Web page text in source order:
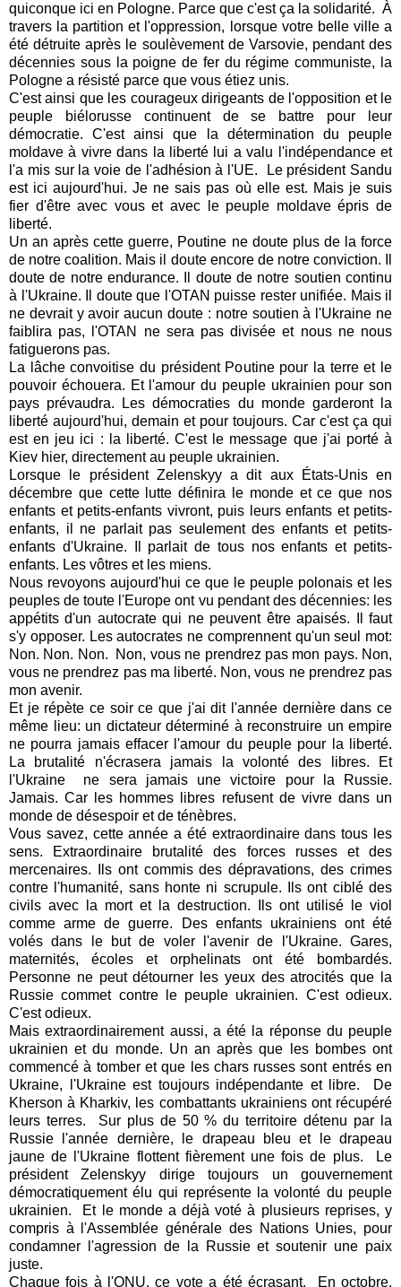
quiconque ici en Pologne. Parce que c'est ça la solidarité. À
travers la partition et l'oppression, lorsque votre belle ville a
été détruite après le soulèvement de Varsovie, pendant des
décennies sous la poigne de fer du régime communiste, la
Pologne a résisté parce que vous étiez unis.
C'est ainsi que les courageux dirigeants de l'opposition et le
peuple biélorusse continuent de se battre pour leur
démocratie. C'est ainsi que la détermination du peuple
moldave à vivre dans la liberté lui a valu l'indépendance et
l'a mis sur la voie de l'adhésion à l'UE.
Le président Sandu
est ici aujourd'hui. Je ne sais pas où elle est. Mais je suis
fier d'être avec vous et avec le peuple moldave épris de
liberté.
Un an après cette guerre, Poutine ne doute plus de la force
de notre coalition. Mais il doute encore de notre conviction. Il
doute de notre endurance. Il doute de notre soutien continu
à l'Ukraine. Il doute que l'OTAN puisse rester unifiée. Mais il
ne devrait y avoir aucun doute : notre soutien à l'Ukraine ne
faiblira pas, l'OTAN ne sera pas divisée et nous ne nous
fatiguerons pas.
La lâche convoitise du président Poutine pour la terre et le
pouvoir échouera. Et l'amour du peuple ukrainien pour son
pays prévaudra. Les démocraties du monde garderont la
liberté aujourd'hui, demain et pour toujours. Car c'est ça qui
est en jeu ici : la liberté. C'est le message que j'ai porté à
Kiev hier, directement au peuple ukrainien.
Lorsque le président Zelenskyy a dit aux États-Unis en
décembre que cette lutte définira le monde et ce que nos
enfants et petits-enfants vivront, puis leurs enfants et petits-
enfants, il ne parlait pas seulement des enfants et petits-
enfants d'Ukraine. Il parlait de tous nos enfants et petits-
enfants. Les vôtres et les miens.
Nous revoyons aujourd'hui ce que le peuple polonais et les
peuples de toute l'Europe ont vu pendant des décennies: les
appétits d'un autocrate qui ne peuvent être apaisés. Il faut
s'y opposer. Les autocrates ne comprennent qu'un seul mot:
Non. Non. Non.
Non, vous ne prendrez pas mon pays. Non,
vous ne prendrez pas ma liberté. Non, vous ne prendrez pas
mon avenir.
Et je répète ce soir ce que j'ai dit l'année dernière dans ce
même lieu: un dictateur déterminé à reconstruire un empire
ne pourra jamais effacer l'amour du peuple pour la liberté.
La brutalité n'écrasera jamais la volonté des libres. Et
l'Ukraine
ne sera jamais une victoire pour la Russie.
Jamais. Car les hommes libres refusent de vivre dans un
monde de désespoir et de ténèbres.
Vous savez, cette année a été extraordinaire dans tous les
sens. Extraordinaire brutalité des forces russes et des
mercenaires. Ils ont commis des dépravations, des crimes
contre l'humanité, sans honte ni scrupule. Ils ont ciblé des
civils avec la mort et la destruction. Ils ont utilisé le viol
comme arme de guerre. Des enfants ukrainiens ont été
volés dans le but de voler l'avenir de l'Ukraine. Gares,
maternités, écoles et orphelinats ont été bombardés.
Personne ne peut détourner les yeux des atrocités que la
Russie commet contre le peuple ukrainien. C'est odieux.
C'est odieux.
Mais extraordinairement aussi, a été la réponse du peuple
ukrainien et du monde. Un an après que les bombes ont
commencé à tomber et que les chars russes sont entrés en
Ukraine, l'Ukraine est toujours indépendante et libre.
De
Kherson à Kharkiv, les combattants ukrainiens ont récupéré
leurs terres.
Sur plus de 50 % du territoire détenu par la
Russie l'année dernière, le drapeau bleu et le drapeau
jaune de l'Ukraine flottent fièrement une fois de plus.
Le
président Zelenskyy dirige toujours un gouvernement
démocratiquement élu qui représente la volonté du peuple
ukrainien.
Et le monde a déjà voté à plusieurs reprises, y
compris à l'Assemblée générale des Nations Unies, pour
condamner l'agression de la Russie et soutenir une paix
juste.
Chaque fois à l'ONU, ce vote a été écrasant.
En octobre,